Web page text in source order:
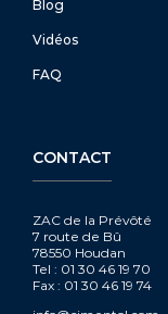
Blog
Vidéos
FAQ
CONTACT
ZAC de la Prévôté
7 route de Bû
78550 Houdan
Tel : 01 30 46 19 70
Fax : 01 30 46 19 74